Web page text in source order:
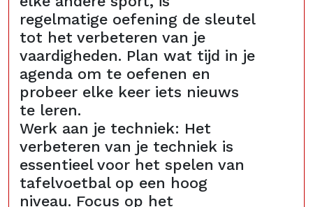
regelmatige oefening de sleutel
tot het verbeteren van je
vaardigheden. Plan wat tijd in je
agenda om te oefenen en
probeer elke keer iets nieuws
te leren.
Werk aan je techniek: Het
verbeteren van je techniek is
essentieel voor het spelen van
tafelvoetbal op een hoog
niveau. Focus op het